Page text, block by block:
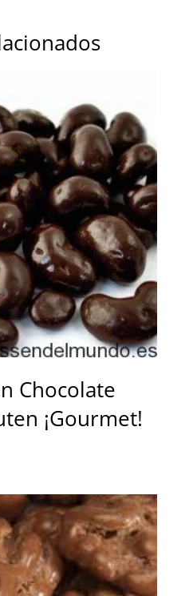
Chocolate
¡Gourmet!